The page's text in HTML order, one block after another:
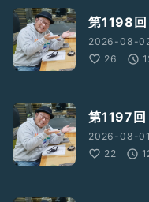
第1198
2026-08-
26
第1197回
2026-08-
22